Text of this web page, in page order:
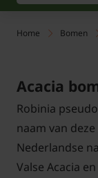
Home Bomen
Acacia
Robinia
naam van
Nederlandse
Valse Acacia